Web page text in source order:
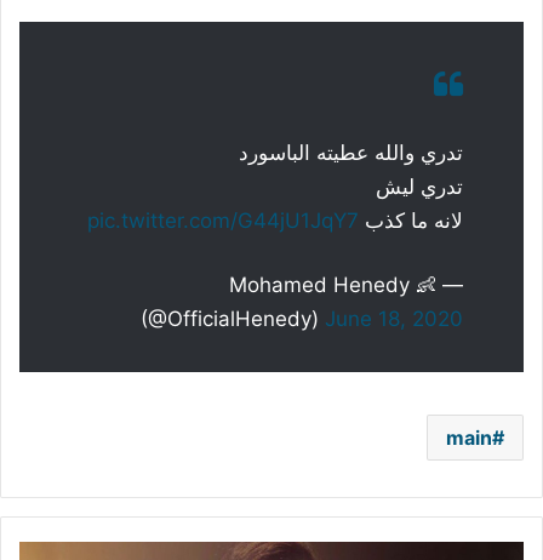
تدري والله عطيته الباسورد
تدري ليش
لانه ما كذب pic.twitter.com/G44jU1JqY7
— Mohamed Henedy 👶
(@OfficialHenedy) June 18, 2020
main